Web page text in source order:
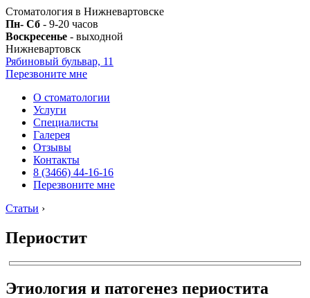
Стоматология в Нижневартовске
Пн- Сб - 9-20 часов
Воскресенье - выходной
Нижневартовск
Рябиновый бульвар, 11
Перезвоните мне
О стоматологии
Услуги
Специалисты
Галерея
Отзывы
Контакты
8 (3466) 44-16-16
Перезвоните мне
Статьи ›
Периостит
Этиология и патогенез периостита